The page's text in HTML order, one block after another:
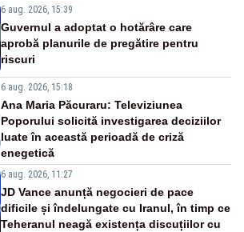
6 aug. 2026, 15:39
Guvernul a adoptat o hotărâre care
aprobă planurile de pregătire pentru
riscuri
6 aug. 2026, 15:18
Ana Maria Păcuraru: Televiziunea
Poporului solicită investigarea deciziilor
luate în această perioadă de criză
enegetică
6 aug. 2026, 11:27
JD Vance anunță negocieri de pace
dificile și îndelungate cu Iranul, în timp ce
Teheranul neagă existența discuțiilor cu